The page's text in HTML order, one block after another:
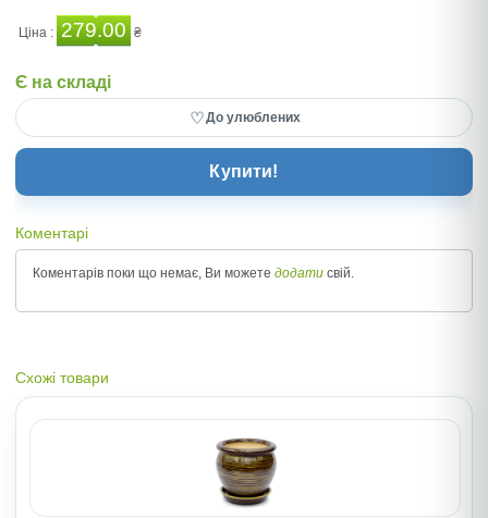
Ціна : 279.00 ₴
Є на складі
♡До улюблених
Купити!
Коментарі
Коментарів поки що немає, Ви можете додати свій.
Схожі товари